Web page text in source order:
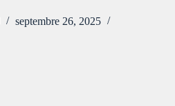
septembre 26, 2025